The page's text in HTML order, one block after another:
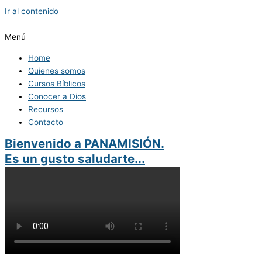
Ir al contenido
Menú
Home
Quienes somos
Cursos Bíblicos
Conocer a Dios
Recursos
Contacto
Bienvenido a PANAMISIÓN.
Es un gusto saludarte...